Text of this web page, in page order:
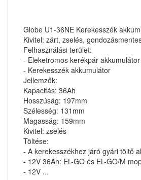
Globe U1-36NE Kerekesszék
Kivitel: zárt, zselés,
Felhasználási terület:
- Eleketromos kerékpár akkumulátor
- Kerekesszék akkumulátor
Jellemzők:
Kapacitás: 36Ah
Hosszúság: 197mm
Szélesség: 131mm
Magasság: 159mm
Kivitel: zselés
Töltése:
- A kerekesszékhez járó gyári töltő
- 12V 36Ah: EL-GO és EL-GO/M
- 12V ...